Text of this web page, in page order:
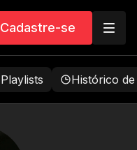
Cadastre-se
Playlists Histórico